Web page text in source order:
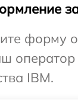
форму
оператор
IBM.